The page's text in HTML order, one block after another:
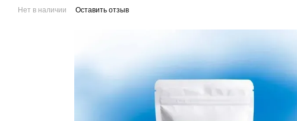
Нет в наличии Оставить отзыв